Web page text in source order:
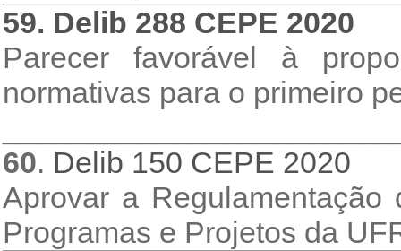
59. Delib 288 CEPE 2020
Parecer favorável à
normativas para o primeiro
60. Delib 150 CEPE 2020
Aprovar a
Programas e Projetos da